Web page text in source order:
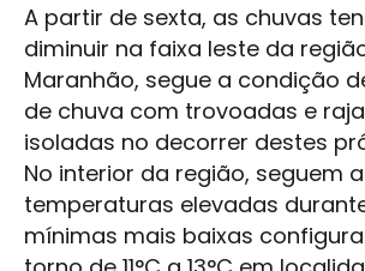
A partir de sexta, as chuvas
diminuir na faixa leste da
Maranhão, segue a condição
de chuva com trovoadas e
isoladas no decorrer destes
No interior da região, seguem
temperaturas elevadas
mínimas mais baixas